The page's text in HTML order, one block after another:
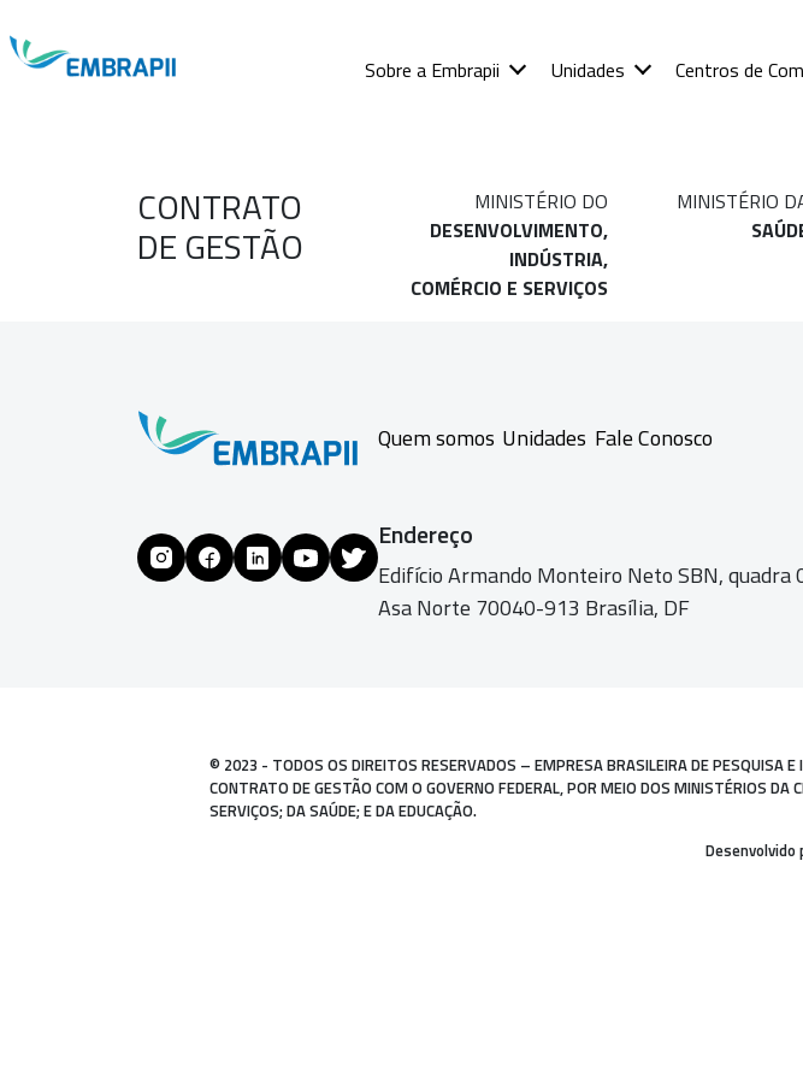
Sobre a Embrapii Unidades Centros de
CONTRATO
DE GESTÃO
MINISTÉRIO DO
DESENVOLVIMENTO,
INDÚSTRIA,
COMÉRCIO E SERVIÇOS
MINISTÉRIO
Quem somos Unidades Fale Conosco
Endereço
Edifício Armando Monteiro Neto SBN, quadra
Asa Norte 70040-913 Brasília, DF
© 2023 - TODOS OS DIREITOS RESERVADOS – EMPRESA BRASILEIRA DE PESQUISA
CONTRATO DE GESTÃO COM O GOVERNO FEDERAL, POR MEIO DOS MINISTÉRIOS DA
SERVIÇOS; DA SAÚDE; E DA EDUCAÇÃO.
Desenvolvido